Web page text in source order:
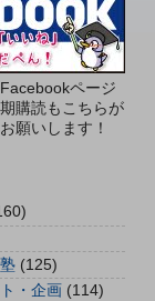
ページ
購読もこちらが
願いします！
(125)
・企画 (114)